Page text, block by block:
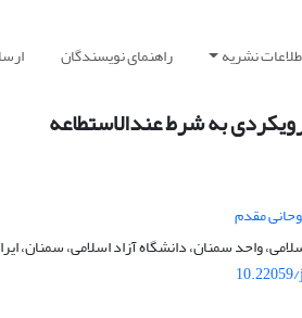
نشریه راهنمای نویسندگان
به شرط عند‌الاستطاعه
مقدم
واحد سمنان، دانشگاه آزاد اسلامی، سمنان،